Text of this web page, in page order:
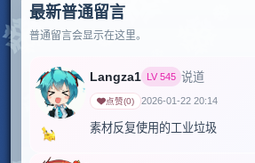
最新普通留言
普通留言会显示在这里。
Langza1 LV545 说道
点赞(0) 2026-01-22 20:14
素材反复使用的工业垃圾